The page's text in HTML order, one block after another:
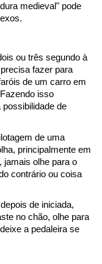
medieval" pode
ou três segundo à
fazer para
de um carro em
isso
de
de uma
principalmente em
jamais olhe para o
contrário ou coisa
de iniciada,
no chão, olhe para
a pedaleira se